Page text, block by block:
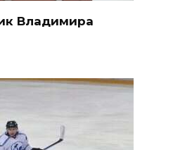
Владимира